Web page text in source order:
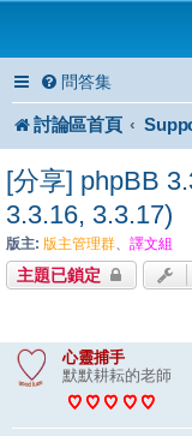
問答集
討論區首頁
[分享] phpBB
3.3.16, 3.3.17)
版主: 版主管理群、 譯文組
主題已鎖定
心靈捕手
默默耕耘的老師